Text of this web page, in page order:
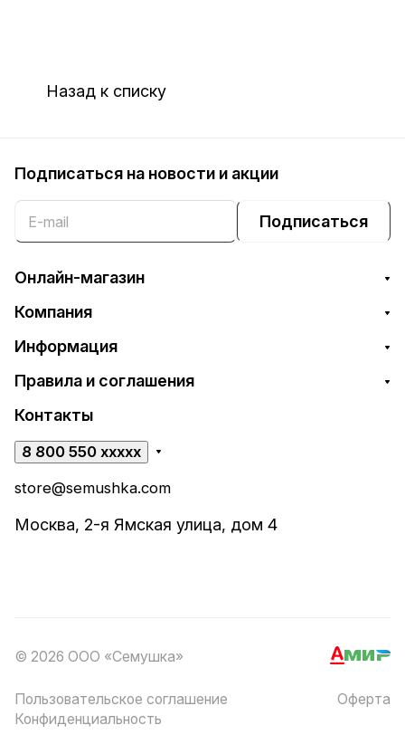
Назад к списку
Подписаться на новости и акции
Подписаться
Онлайн-магазин
Компания
Информация
Правила и соглашения
Контакты
8 800 550 xxxxx
store@semushka.com
Москва, 2-я Ямская улица, дом 4
© 2026 ООО «Семушка»
Пользовательское соглашение
Конфиденциальность
Оферта